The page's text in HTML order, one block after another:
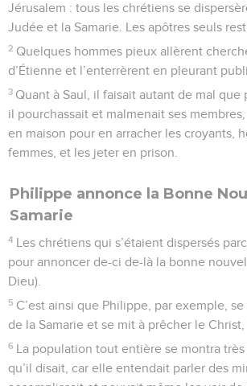
Jérusalem : tous les chrétiens se
Judée et la Samarie. Les apôtres seuls
2 Quelques hommes pieux allèrent
d’Étienne et l’enterrèrent en pleurant
3 Quant à Saul, il faisait autant de mal que
il pourchassait et malmenait ses
en maison pour en arracher les croyants,
femmes, et les jeter en prison.
Philippe annonce la Bonne
Samarie
4 Les chrétiens qui s’étaient dispersés
pour annoncer de-ci de-là la bonne
Dieu).
5 C’est ainsi que Philippe, par exemple,
de la Samarie et se mit à prêcher le Christ,
6 La population tout entière se montra
qu’il disait, car elle entendait parler des